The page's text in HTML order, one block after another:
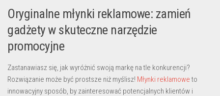
Oryginalne młynki reklamowe: zamień
gadżety w skuteczne narzędzie
promocyjne
Zastanawiasz się, jak wyróżnić swoją markę na tle konkurencji?
Rozwiązanie może być prostsze niż myślisz! Młynki reklamowe to
innowacyjny sposób, by zainteresować potencjalnych klientów i